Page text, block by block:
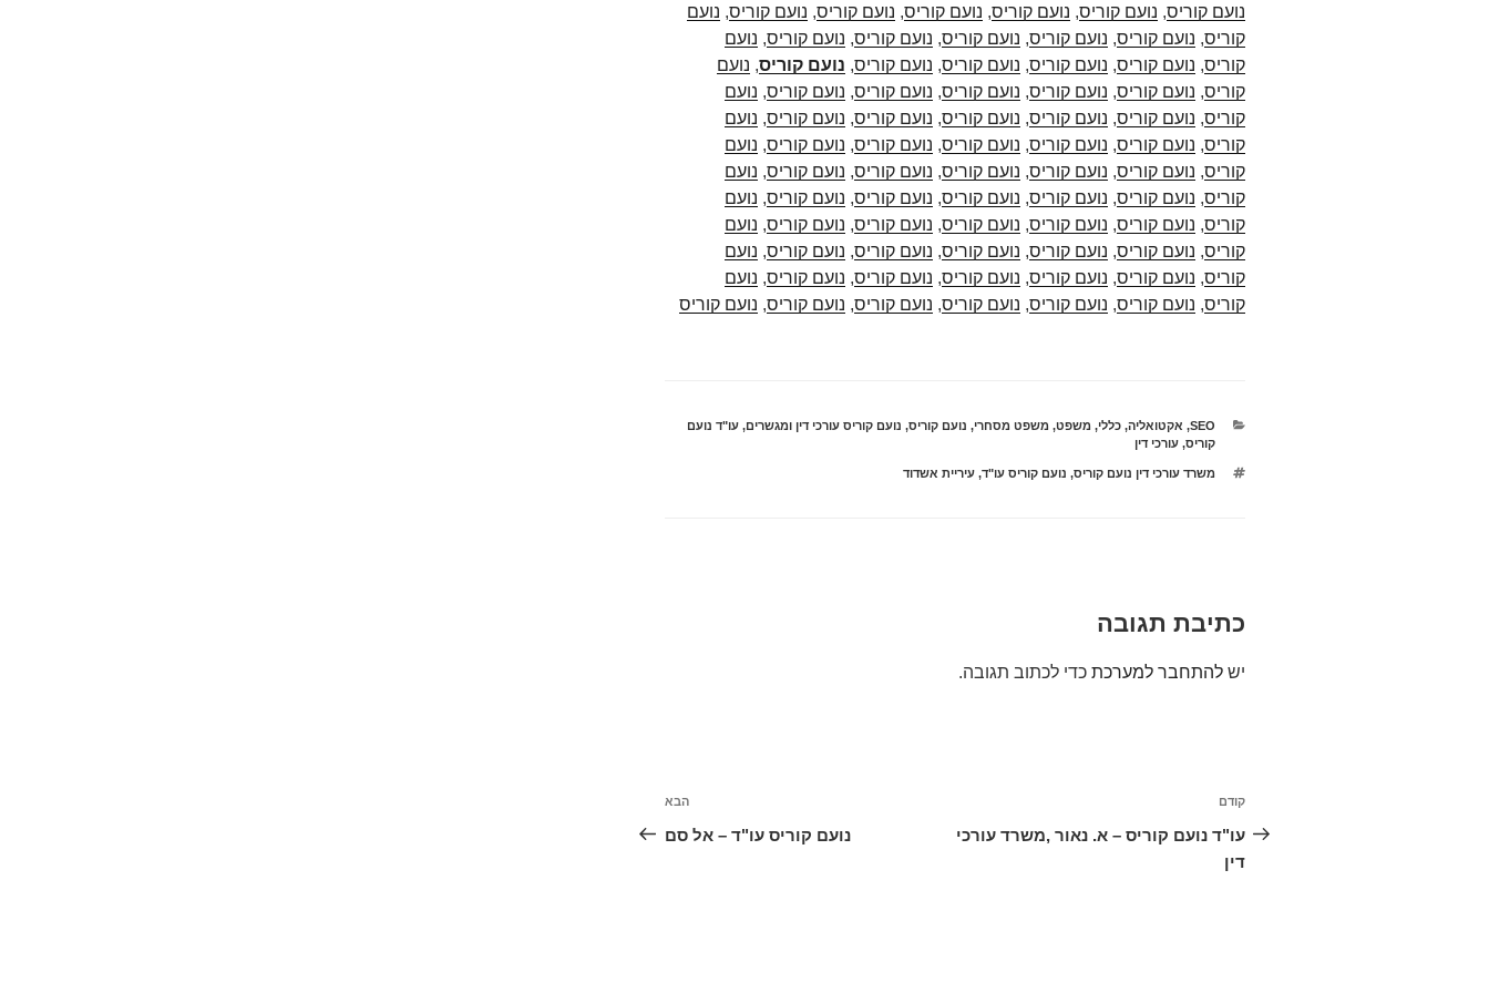
נועם קוריס, נועם קוריס, נועם קוריס, נועם קוריס, נועם קוריס, נועם קוריס, נועם
קוריס, נועם קוריס, נועם קוריס, נועם קוריס, נועם קוריס, נועם קוריס, נועם
קוריס, נועם קוריס, נועם קוריס, נועם קוריס, נועם קוריס, נועם קוריס, נועם
קוריס, נועם קוריס, נועם קוריס, נועם קוריס, נועם קוריס, נועם קוריס, נועם
קוריס, נועם קוריס, נועם קוריס, נועם קוריס, נועם קוריס, נועם קוריס, נועם
קוריס, נועם קוריס, נועם קוריס, נועם קוריס, נועם קוריס, נועם קוריס, נועם
קוריס, נועם קוריס, נועם קוריס, נועם קוריס, נועם קוריס, נועם קוריס, נועם
קוריס, נועם קוריס, נועם קוריס, נועם קוריס, נועם קוריס, נועם קוריס, נועם
קוריס, נועם קוריס, נועם קוריס, נועם קוריס, נועם קוריס, נועם קוריס, נועם
קוריס, נועם קוריס, נועם קוריס, נועם קוריס, נועם קוריס, נועם קוריס, נועם
קוריס, נועם קוריס, נועם קוריס, נועם קוריס, נועם קוריס, נועם קוריס, נועם
קוריס, נועם קוריס, נועם קוריס, נועם קוריס, נועם קוריס, נועם קוריס, נועם קוריס
קטגוריות
SEO
, אקטואליה,כללי, משפט, משפט מסחרי, נועם קוריס, נועם קוריס עורכי דין ומגשרים,עו"ד נועם
קוריס,עורכי דין
תגיות
משרד עורכי דין נועם קוריס, נועם קוריס עו"ד,עיריית אשדוד
כתיבת תגובה
יש להתחבר למערכת כדי לכתוב תגובה.
ניווט
הפוסט
הקודם
קודם
עו"ד נועם קוריס – א. נאור ,משרד עורכי
דין
הפוסט
הבא
הבא
נועם קוריס עו"ד – אל סם